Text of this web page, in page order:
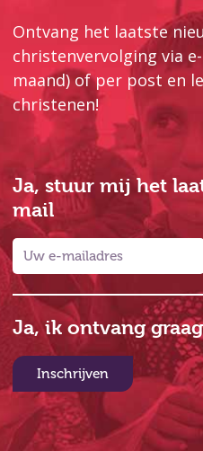
Ontvang het laatste
christenvervolging via
maand) of per post en
christenen!
Ja, stuur mij het
mail
Ja, ik ontvang
Inschrijven